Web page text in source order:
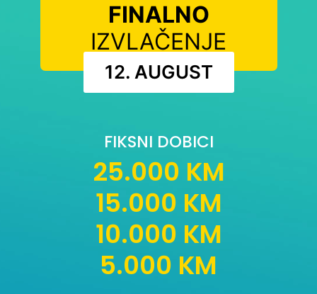
FINALNO
IZVLAČENJE
12. AUGUST
FIKSNI DOBICI
25.000 KM
15.000 KM
10.000 KM
5.000 KM